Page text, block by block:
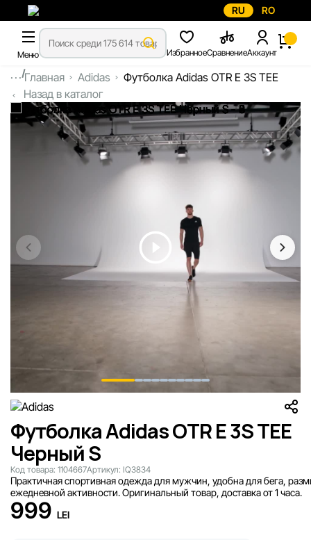
RU RO
Меню ИзбранноеСравнениеАккаунт
...Главная Adidas
Футболка Adidas OTR E 3S TEE
Назад в каталог
Футболка Adidas OTR E 3S TEE
Черный S
Код товара: 1104667Артикул: IQ3834
Практичная спортивная одежда для мужчин, удобна для бега,
ежедневной активности. Оригинальный товар, доставка от 1 часа.
999 LEI